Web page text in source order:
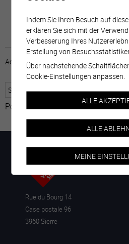
Accueil horaire emploi
Powered by Google
Rue du Bourg 14
Case postale 96
3960 Sierre
Indem Sie Ihren Besuch auf
erklären Sie sich mit der
Verbesserung Ihres
Erstellung von
Über nachstehende
Cookie-Einstellungen anpassen.
ALLE
ALLE
MEINE